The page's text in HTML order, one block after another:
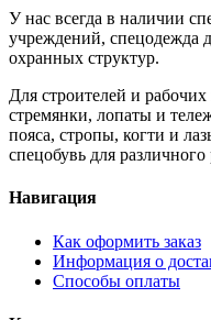
У нас всегда в наличии
учреждений, спецодежда
охранных структур.
Для строителей и
стремянки, лопаты и
пояса, стропы, когти и
спецобувь для различного
Навигация
Как оформить заказ
Информация о
Способы оплаты